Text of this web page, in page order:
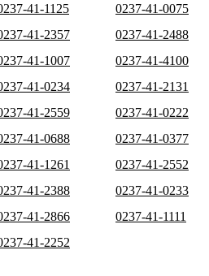
41-1125
0237-41-0075
41-2357
0237-41-2488
41-1007
0237-41-4100
41-0234
0237-41-2131
41-2559
0237-41-0222
41-0688
0237-41-0377
41-1261
0237-41-2552
41-2388
0237-41-0233
41-2866
0237-41-1111
41-2252